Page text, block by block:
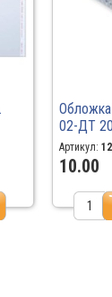
Обложка
02-ДТ
Только
Артикул:
10.00